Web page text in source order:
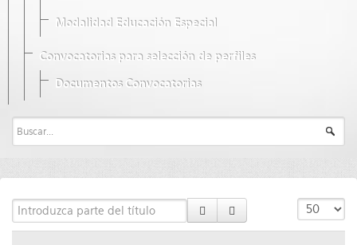
Modalidad Educación Especial
Convocatorias para selección de perfiles
Documentos Convocatorias